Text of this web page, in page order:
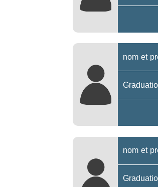
nom et
nom et